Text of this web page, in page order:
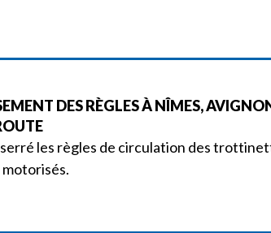
DES RÈGLES À NÎMES,
les règles de circulation des